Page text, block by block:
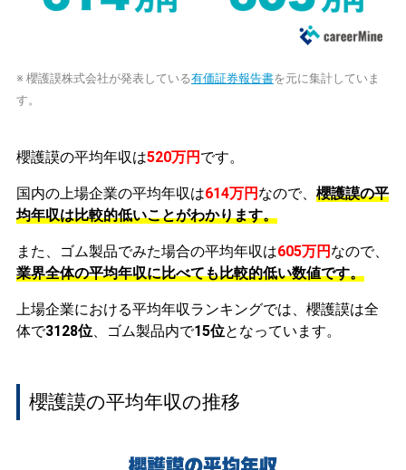
※ 櫻護謨株式会社が発表している有価証券報告書を元に集計していま
す。
櫻護謨の平均年収は520万円 です。
国内の上場企業の平均年収は614万円 なので、 櫻護謨の平
均年収は比較的低いことがわかります。
また、ゴム製品でみた場合の平均年収は605万円 なので、
業界全体の平均年収に比べても比較的低い数値です。
上場企業における平均年収ランキングでは、櫻護謨は全
体で3128位、ゴム製品内で15位となっています。
櫻護謨の平均年収の推移